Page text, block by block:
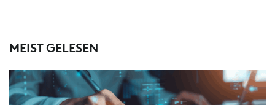
MEIST GELESEN